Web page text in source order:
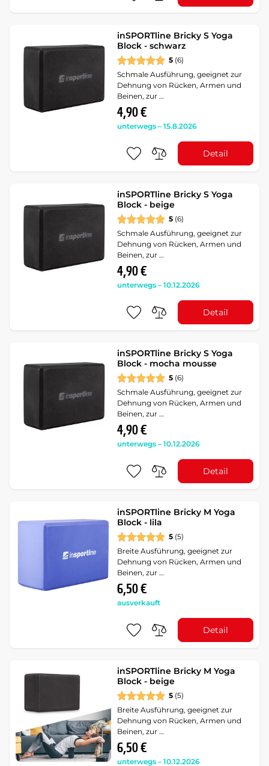
inSPORTline Bricky S Yoga
Block - schwarz
5 (6)
Schmale Ausführung, geeignet zur
Dehnung von Rücken, Armen und
Beinen, zur …
4,90 €
unterwegs – 15.8.2026
Detail
inSPORTline Bricky S Yoga
Block - beige
5 (6)
Schmale Ausführung, geeignet zur
Dehnung von Rücken, Armen und
Beinen, zur …
4,90 €
unterwegs – 10.12.2026
Detail
inSPORTline Bricky S Yoga
Block - mocha mousse
5 (6)
Schmale Ausführung, geeignet zur
Dehnung von Rücken, Armen und
Beinen, zur …
4,90 €
unterwegs – 10.12.2026
Detail
inSPORTline Bricky M Yoga
Block - lila
5 (5)
Breite Ausführung, geeignet zur
Dehnung von Rücken, Armen und
Beinen, zur …
6,50 €
ausverkauft
Detail
inSPORTline Bricky M Yoga
Block - beige
5 (5)
Breite Ausführung, geeignet zur
Dehnung von Rücken, Armen und
Beinen, zur …
6,50 €
unterwegs – 10.12.2026